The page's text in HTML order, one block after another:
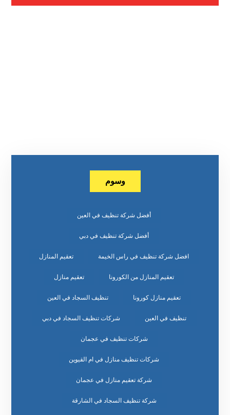
وسوم
أفضل شركة تنظيف في العين
أفضل شركة تنظيف في دبي
افضل شركة تنظيف في راس الخيمة تعقيم المنازل
تعقيم المنازل من الكورونا تعقيم منازل
تعقيم منازل كورونا تنظيف السجاد في العين
تنظيف في العين شركات تنظيف السجاد في دبي
شركات تنظيف في عجمان
شركات تنظيف منازل في ام القيوين
شركة تعقيم منازل في عجمان
شركة تنظيف السجاد في الشارقة